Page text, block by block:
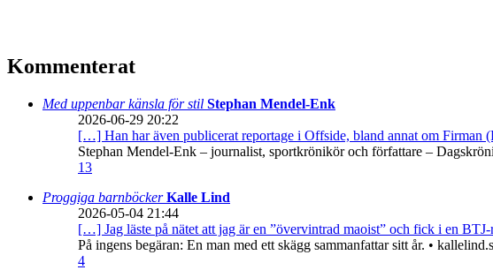
Kommenterat
Med uppenbar känsla för stil Stephan Mendel-Enk
2026-06-29 20:22
[…] Han har även publicerat reportage i Offside, bland annat om Firman
Stephan Mendel-Enk – journalist, sportkrönikör och författare –
13
Proggiga barnböckerKalle Lind
2026-05-04 21:44
[…] Jag läste på nätet att jag är en ”övervintrad maoist” och fick i en BTJ-
På ingens begäran: En man med ett skägg sammanfattar sitt år. •
4